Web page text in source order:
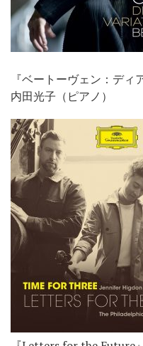
『ベートーヴェン：ディ
内田光子（ピアノ）